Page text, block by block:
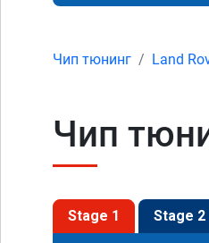
Чип тюнинг Land
Чип
Stage 1 Stage 2